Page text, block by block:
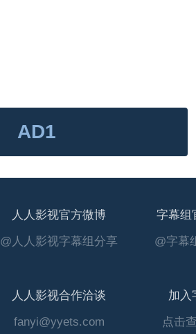
AD1
人人影视官方微博
@人人影视字幕组分享
字幕组
@字幕
人人影视合作洽谈
fanyi@yyets.com
加入
点击